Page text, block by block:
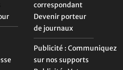
correspondant
Devenir porteur
de journaux
Publicité : Communiquez
sur nos supports